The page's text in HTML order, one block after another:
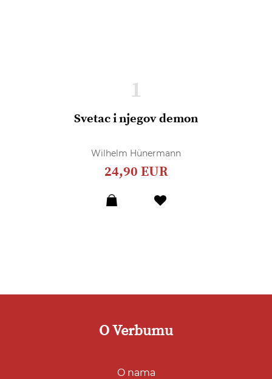
1
Svetac i njegov demon
Wilhelm Hünermann
24,90 EUR
O Verbumu
O nama